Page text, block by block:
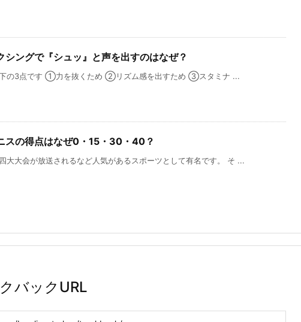
シングで『シュッ』と声を出すのはなぜ？
下の3点です ①力を抜くため ②リズム感を出すため ③スタミナ ...
スの得点はなぜ0・15・30・40？
大大会が放送されるなど人気があるスポーツとして有名です。 そ ...
バックURL